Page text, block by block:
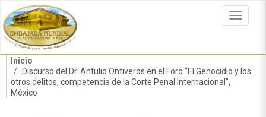
al
contenido
principal
Toggle
Inicio
Discurso del Dr. Antulio Ontiveros en el Foro “El Genocidio y los
otros delitos, competencia de la Corte Penal Internacional”,
México